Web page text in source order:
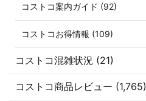
コストコ案内ガイド (92)
コストコお得情報 (109)
コストコ混雑状況 (21)
コストコ商品レビュー (1,765)